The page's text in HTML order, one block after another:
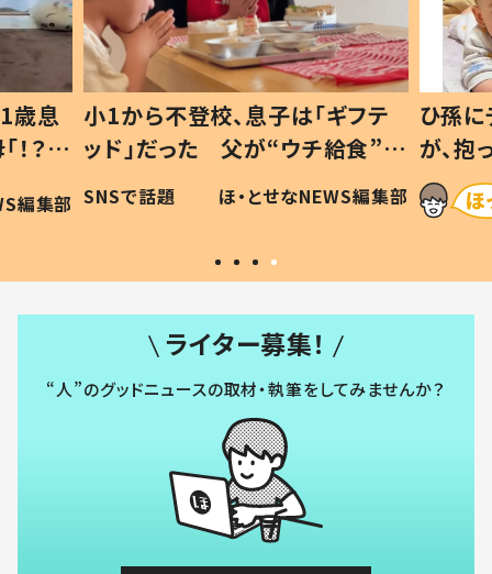
歳息
？」
編集部
小1から不登校、息子は「ギフテ
ッド」だった 父が“ウチ給食”を
作り続ける理由とは #令和の親
#令和の子
SNSで話題 ほ・とせなNEWS編集部
ひ孫
が、
「涙が
い」
ライター募集！
“人”のグッドニュースの取材・執筆をしてみませんか？